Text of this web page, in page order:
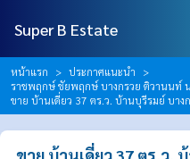
Super B Estate
หน้าแรก
ประกาศแนะนำ
ราชพฤกษ์ ชัยพฤกษ์ บางกรวย ติวานนท์
ขาย บ้านเดี่ยว 37 ตร.ว. บ้านบุรีรมย์ บาง